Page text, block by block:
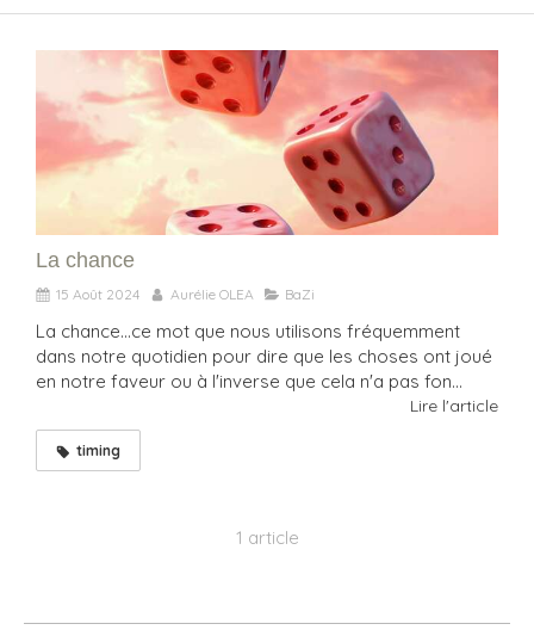
La chance
15 Août 2024 Aurélie OLEA BaZi
La chance...ce mot que nous utilisons fréquemment
dans notre quotidien pour dire que les choses ont joué
en notre faveur ou à l'inverse que cela n'a pas fon...
Lire l'article
timing
1 article